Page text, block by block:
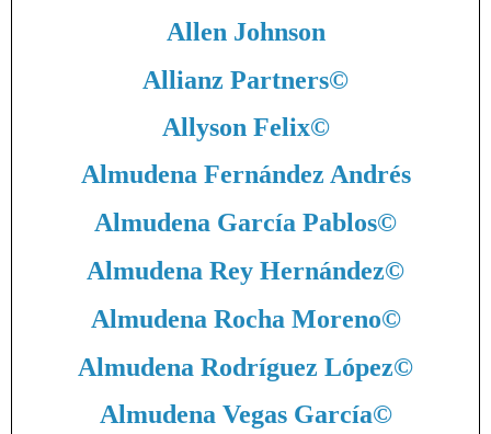
Allen Johnson
Allianz Partners©
Allyson Felix©
Almudena Fernández Andrés
Almudena García Pablos©
Almudena Rey Hernández©
Almudena Rocha Moreno©
Almudena Rodríguez López©
Almudena Vegas García©